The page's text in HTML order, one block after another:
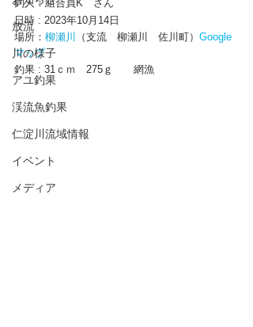
放流
川の様子
アユ釣果
渓流魚釣果
仁淀川流域情報
イベント
メディア
釣人：組合員K　さん
日時 : 2023年10月14日
場所： 柳瀬川 （支流　柳瀬川　佐川町） Google
マップ
釣果 : 31ｃｍ　275ｇ　　網漁